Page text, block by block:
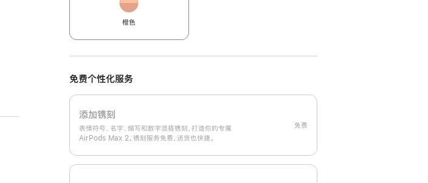
橙色
免费个性化服务
添加镌刻
表情符号、名字、缩写和数字混搭镌刻，打造你的专属
AirPods Max 2。镌刻服务免费，送货也快捷。
免费